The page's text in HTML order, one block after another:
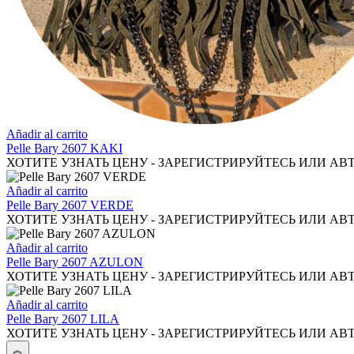
Añadir al carrito
Pelle Bary 2607 KAKI
ХОТИТЕ УЗНАТЬ ЦЕНУ - ЗАРЕГИСТРИРУЙТЕСЬ ИЛИ
Añadir al carrito
Pelle Bary 2607 VERDE
ХОТИТЕ УЗНАТЬ ЦЕНУ - ЗАРЕГИСТРИРУЙТЕСЬ ИЛИ
Añadir al carrito
Pelle Bary 2607 AZULON
ХОТИТЕ УЗНАТЬ ЦЕНУ - ЗАРЕГИСТРИРУЙТЕСЬ ИЛИ
Añadir al carrito
Pelle Bary 2607 LILA
ХОТИТЕ УЗНАТЬ ЦЕНУ - ЗАРЕГИСТРИРУЙТЕСЬ ИЛИ